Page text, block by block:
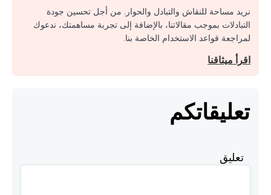
نريد مساحة للنقاش والتبادل والحوار. من أجل تحسين جودة
التبادلات بموجب مقالاتنا، بالإضافة إلى تجربة مساهمتك، ندعوك
لمراجعة قواعد الاستخدام الخاصة بنا.
اقرأ ميثاقنا
تعليقاتكم
تعليق